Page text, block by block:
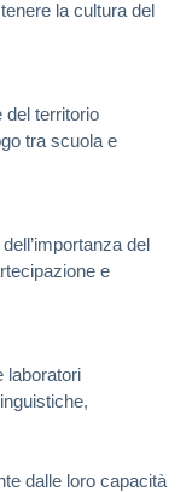
la cultura del
del territorio
tra scuola e
del
e
laboratori
dalle loro capacità